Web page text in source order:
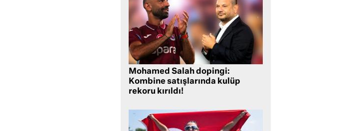
Mohamed Salah dopingi:
Kombine satışlarında kulüp
rekoru kırıldı!